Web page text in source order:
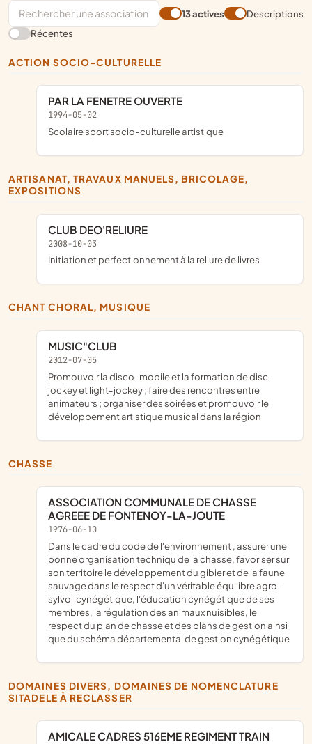
13 actives
Descriptions
Récentes
ACTION SOCIO-CULTURELLE
PAR LA FENETRE OUVERTE
1994-05-02
scolaire sport socio-culturelle artistique
ARTISANAT, TRAVAUX MANUELS, BRICOLAGE,
EXPOSITIONS
CLUB DEO'RELIURE
2008-10-03
initiation et perfectionnement à la reliure de livres
CHANT CHORAL, MUSIQUE
MUSIC"CLUB
2012-07-05
promouvoir la disco-mobile et la formation de disc-
jockey et light-jockey ; faire des rencontres entre
animateurs ; organiser des soirées et promouvoir le
développement artistique musical dans la région
CHASSE
ASSOCIATION COMMUNALE DE CHASSE
AGREEE DE FONTENOY-LA-JOUTE
1976-06-10
dans le cadre du code de l'environnement , assurer une
bonne organisation techniqu de la chasse, favoriser sur
son territoire le développement du gibier et de la faune
sauvage dans le respect d'un véritable équilibre agro-
sylvo-cynégétique, l'éducation cynégétique de ses
membres, la régulation des animaux nuisibles, le
respect du plan de chasse et des plans de gestion ainsi
que du schéma départemental de gestion cynégétique
DOMAINES DIVERS, DOMAINES DE NOMENCLATURE
SITADELE À RECLASSER
AMICALE CADRES 516EME REGIMENT TRAIN